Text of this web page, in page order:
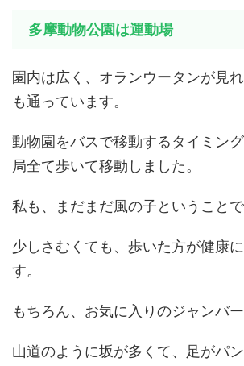
多摩動物公園は運動場
園内は広く、オランウータンが見
も通っています。
動物園をバスで移動するタイミン
局全て歩いて移動しました。
私も、まだまだ風の子ということで
少しさむくても、歩いた方が健康
す。
もちろん、お気に入りのジャンバー
山道のように坂が多くて、足がパ